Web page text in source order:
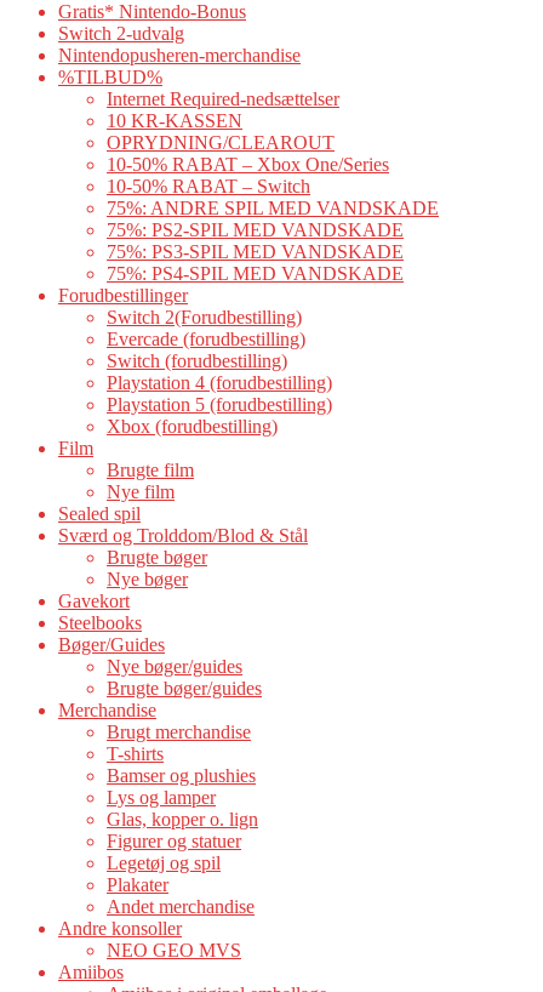
Gratis* Nintendo-Bonus
Switch 2-udvalg
Nintendopusheren-merchandise
%TILBUD%
Internet Required-nedsættelser
10 KR-KASSEN
OPRYDNING/CLEAROUT
10-50% RABAT – Xbox One/Series
10-50% RABAT – Switch
75%: ANDRE SPIL MED VANDSKADE
75%: PS2-SPIL MED VANDSKADE
75%: PS3-SPIL MED VANDSKADE
75%: PS4-SPIL MED VANDSKADE
Forudbestillinger
Switch 2(Forudbestilling)
Evercade (forudbestilling)
Switch (forudbestilling)
Playstation 4 (forudbestilling)
Playstation 5 (forudbestilling)
Xbox (forudbestilling)
Film
Brugte film
Nye film
Sealed spil
Sværd og Trolddom/Blod & Stål
Brugte bøger
Nye bøger
Gavekort
Steelbooks
Bøger/Guides
Nye bøger/guides
Brugte bøger/guides
Merchandise
Brugt merchandise
T-shirts
Bamser og plushies
Lys og lamper
Glas, kopper o. lign
Figurer og statuer
Legetøj og spil
Plakater
Andet merchandise
Andre konsoller
NEO GEO MVS
Amiibos